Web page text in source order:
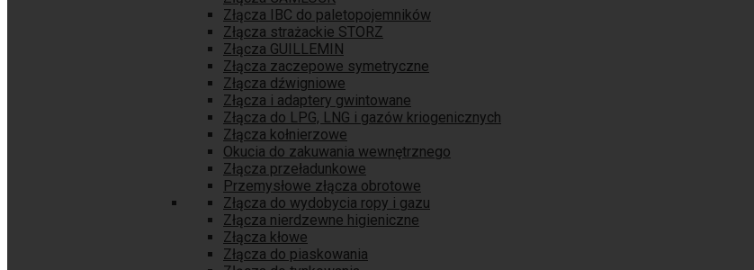
Złącza IBC do paletopojemników
Złącza strażackie STORZ
Złącza GUILLEMIN
Złącza zaczepowe symetryczne
Złącza dźwigniowe
Złącza i adaptery gwintowane
Złącza do LPG, LNG i gazów kriogenicznych
Złącza kołnierzowe
Okucia do zakuwania wewnętrznego
Złącza przeładunkowe
Przemysłowe złącza obrotowe
Złącza do wydobycia ropy i gazu
Złącza nierdzewne higieniczne
Złącza kłowe
Złącza do piaskowania